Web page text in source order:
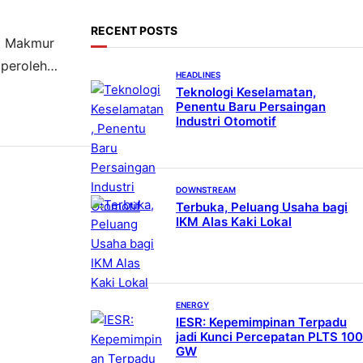
Makmur
h
RECENT POSTS
HEADLINES
Teknologi Keselamatan,
Penentu Baru Persaingan
Industri Otomotif
DOWNSTREAM
Terbuka, Peluang Usaha bagi
IKM Alas Kaki Lokal
ENERGY
IESR: Kepemimpinan Terpadu
jadi Kunci Percepatan PLTS 100
GW